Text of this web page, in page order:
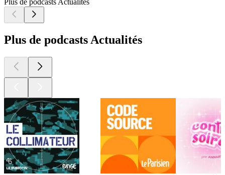
Plus de podcasts Actualités
Plus de podcasts Actualités